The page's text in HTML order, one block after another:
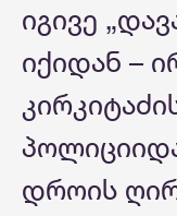
იგივე
იქიდან –
დროის